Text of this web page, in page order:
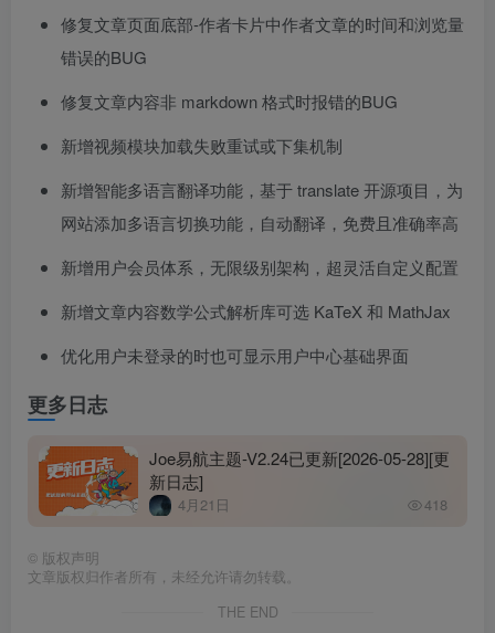
修复文章页面底部-作者卡片中作者文章的时间和浏览量
错误的BUG
修复文章内容非 markdown 格式时报错的BUG
新增视频模块加载失败重试或下集机制
新增智能多语言翻译功能，基于 translate 开源项目，为
网站添加多语言切换功能，自动翻译，免费且准确率高
新增用户会员体系，无限级别架构，超灵活自定义配置
新增文章内容数学公式解析库可选 KaTeX 和 MathJax
优化用户未登录的时也可显示用户中心基础界面
更多日志
Joe易航主题-V2.24已更新[2026-05-28][更
新日志]
4月21日 418
© 版权声明
文章版权归作者所有，未经允许请勿转载。
THE END